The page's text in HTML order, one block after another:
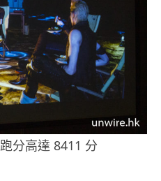
分高達 8411 分